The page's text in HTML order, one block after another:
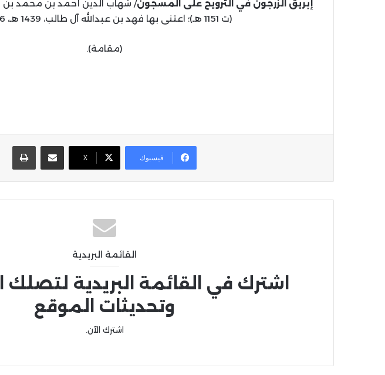
إبريق الزرجون في الترويح على المسجون/ شهاب الدين أحمد بن محمد بن
(ت 1151 هـ)؛ اعتنى بها فهد بن عبدالله آل طالب، 1439 هـ، 66 ص.
(مقامة).
فيسبوك X
مشاركة عبر البريد
القائمة البريدية
اشترك في القائمة البريدية لتصلك
وتحديثات الموقع
اشترك الآن.